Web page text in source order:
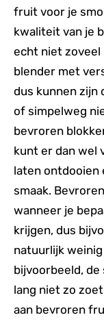
fruit voor je
kwaliteit van je
echt niet zoveel
blender met
dus kunnen zijn
of simpelweg
bevroren
kunt er dan wel
laten ontdooien
smaak.
wanneer je
krijgen, dus
natuurlijk
bijvoorbeeld, de
lang niet zo
aan bevroren